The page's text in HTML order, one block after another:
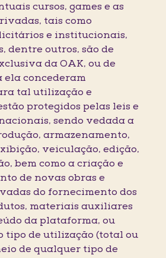
cursos, games e as
tais como
e institucionais,
dentre outros, são de
da OAK, ou de
ela concederam
tal utilização e
protegidos pelas leis e
sendo vedada a
armazenamento,
veiculação, edição,
bem como a criação e
de novas obras e
do fornecimento dos
materiais auxiliares
da plataforma, ou
tipo de utilização (total ou
de qualquer tipo de